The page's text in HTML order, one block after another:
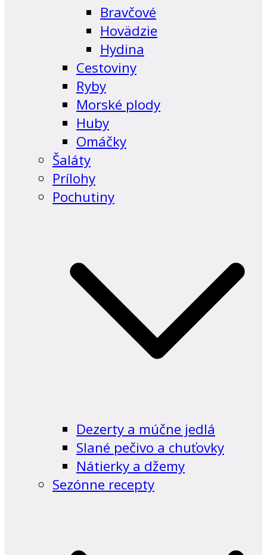
Bravčové
Hovädzie
Hydina
Cestoviny
Ryby
Morské plody
Huby
Omáčky
Šaláty
Prílohy
Pochutiny
Dezerty a múčne jedlá
Slané pečivo a chuťovky
Nátierky a džemy
Sezónne recepty